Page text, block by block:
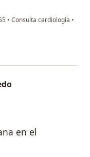
• Consulta cardiología •
en el